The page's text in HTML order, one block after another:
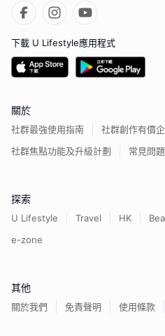
下載 U Lifestyle應用程式
關於
社群最強使用指南
社群創作有價
社群焦點功能及升級計劃
常見問題
探索
U Lifestyle Travel HK
e-zone
其他
關於我們 免責聲明 使用條款